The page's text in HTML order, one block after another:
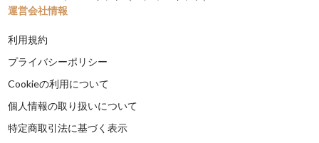
運営会社情報
利用規約
プライバシーポリシー
Cookieの利用について
個人情報の取り扱いについて
特定商取引法に基づく表示